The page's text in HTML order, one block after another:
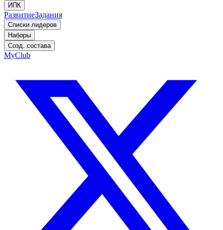
ИПК
РазвитиеЗадания
Списки лидеров
Наборы
Созд. состава
MyClub